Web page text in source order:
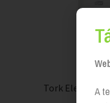
Tork Elevation
A